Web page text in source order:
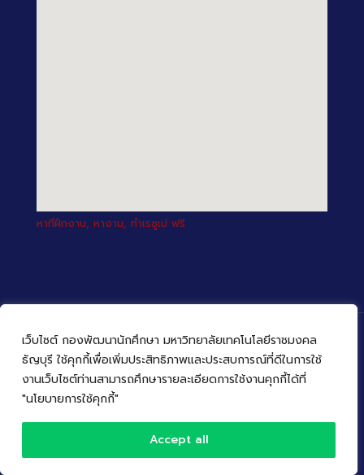
เว็บไซต์ กองพัฒนานักศึกษา มหาวิทยาลัยเทคโนโลยีราชมงคล
ธัญบุรี ใช้คุกกี้เพื่อเพิ่มประสิทธิภาพและประสบการณ์ที่ดีในการใช้
งานเว็บไซต์ท่านสามารถศึกษารายละเอียดการใช้งานคุกกี้ได้ที่
"นโยบายการใช้คุกกี้"
Accept all
หาที่ฝึกงาน, หางาน, ทำเรซูเม่ ฟรี
© 2022 กองพัฒนานักศึกษา มหาวิทยาลัยเทคโนโลยีราชมงคล